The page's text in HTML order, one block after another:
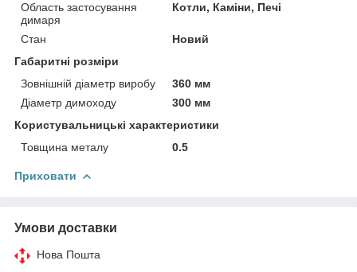
Область застосування
димаря
Котли, Каміни, Печі
Стан
Новий
Габаритні розміри
Зовнішній діаметр виробу
360 мм
Діаметр димоходу
300 мм
Користувальницькі характеристики
Товщина металу
0.5
Приховати
Умови доставки
Нова Пошта